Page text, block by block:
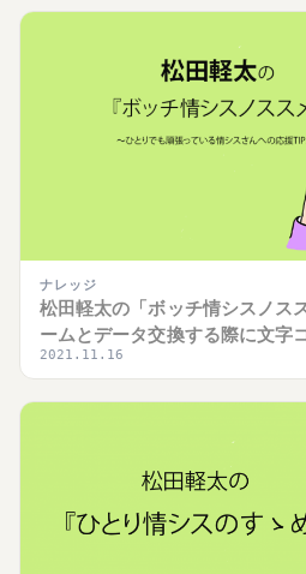
ナレッジ
松田軽太の「ボッチ情シスノス
ームとデータ交換する際に文字
2021.11.16